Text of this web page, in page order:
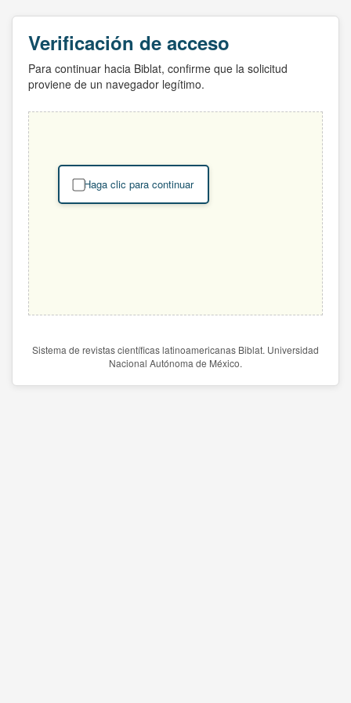
Verificación de acceso
Para continuar hacia Biblat, confirme que la solicitud
proviene de un navegador legítimo.
Haga clic para continuar
Sistema de revistas científicas latinoamericanas Biblat. Universidad
Nacional Autónoma de México.